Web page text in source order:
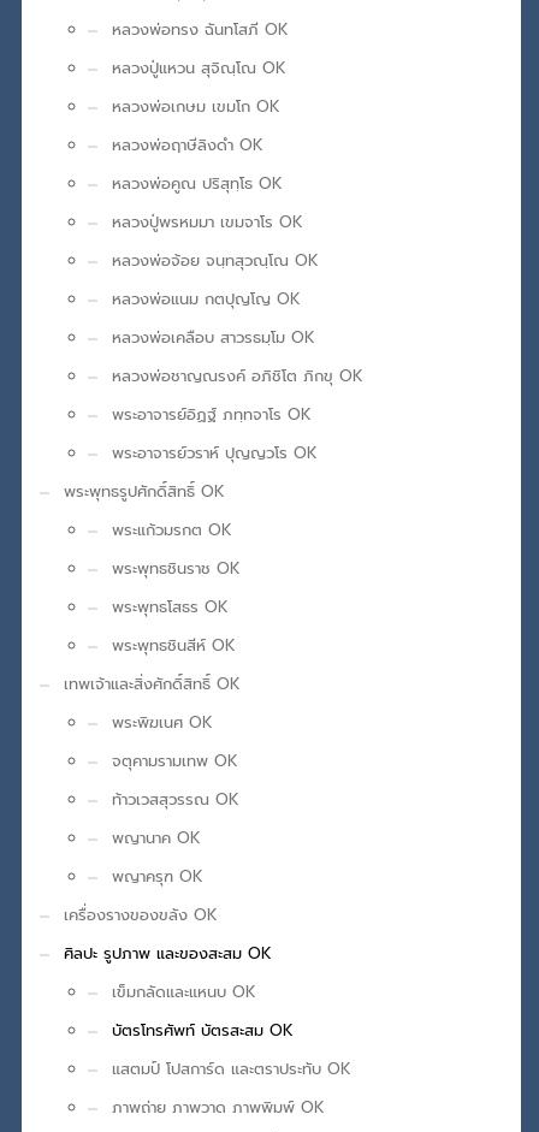
หลวงพ่อทรง ฉันทโสภี OK
หลวงปู่แหวน สุจิณฺโณ OK
หลวงพ่อเกษม เขมโก OK
หลวงพ่อฤาษีลิงดำ OK
หลวงพ่อคูณ ปริสุทฺโธ OK
หลวงปู่พรหมมา เขมจาโร OK
หลวงพ่อจ้อย จนฺทสุวณฺโณ OK
หลวงพ่อแนม กตปุญโญ OK
หลวงพ่อเคลือบ สาวรธมฺโม OK
หลวงพ่อชาญณรงค์ อภิชิโต ภิกขุ OK
พระอาจารย์อิฏฐ์ ภทฺทจาโร OK
พระอาจารย์วราห์ ปุญญวโร OK
พระพุทธรูปศักดิ์สิทธิ์ OK
พระแก้วมรกต OK
พระพุทธชินราช OK
พระพุทธโสธร OK
พระพุทธชินสีห์ OK
เทพเจ้าและสิ่งศักดิ์สิทธิ์ OK
พระพิฆเนศ OK
จตุคามรามเทพ OK
ท้าวเวสสุวรรณ OK
พญานาค OK
พญาครุฑ OK
เครื่องรางของขลัง OK
ศิลปะ รูปภาพ และของสะสม OK
เข็มกลัดและแหนบ OK
บัตรโทรศัพท์ บัตรสะสม OK
แสตมป์ โปสการ์ด และตราประทับ OK
ภาพถ่าย ภาพวาด ภาพพิมพ์ OK